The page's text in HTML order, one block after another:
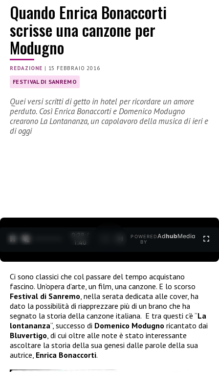
Quando Enrica Bonaccorti
scrisse una canzone per
Modugno
REDAZIONE | 15 FEBBRAIO 2016
FESTIVAL DI SANREMO
Quei versi scritti di getto in hotel per ricordare un amore
perduto. Così Enrica Bonaccorti e Domenico Modugno
crearono La Lontananza, un capolavoro della musica di ieri e
di oggi
0:30 /
1:40
POWERED
BY
AdhubMedia
Ci sono classici che col passare del tempo acquistano
fascino. Un’opera d’arte, un film, una canzone. E lo scorso
Festival di Sanremo , nella serata dedicata alle cover, ha
dato la possibilità di riapprezzare più di un brano che ha
segnato la storia della canzone italiana. E tra questi c’è “La
lontananza“, successo di Domenico Modugno ricantato dai
Bluvertigo , di cui oltre alle note è stato interessante
ascoltare la storia della sua genesi dalle parole della sua
autrice, Enrica Bonaccorti.